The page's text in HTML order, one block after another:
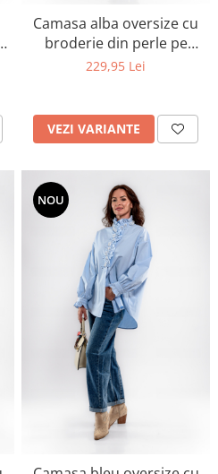
Camasa alba oversize cu
broderie din perle pe
guler
229,95 Lei
VEZI VARIANTE
NOU